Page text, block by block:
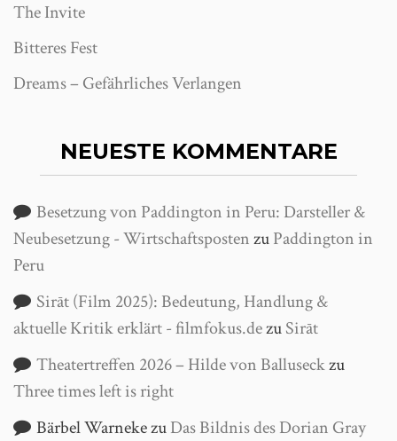
The Invite
Bitteres Fest
Dreams – Gefährliches Verlangen
NEUESTE KOMMENTARE
Besetzung von Paddington in Peru: Darsteller &
Neubesetzung - WirtschaftspostenzuPaddington in
Peru
Sirāt (Film 2025): Bedeutung, Handlung &
aktuelle Kritik erklärt - filmfokus.dezuSirāt
Theatertreffen 2026 – Hilde von Balluseckzu
Three times left is right
Bärbel WarnekezuDas Bildnis des Dorian Gray